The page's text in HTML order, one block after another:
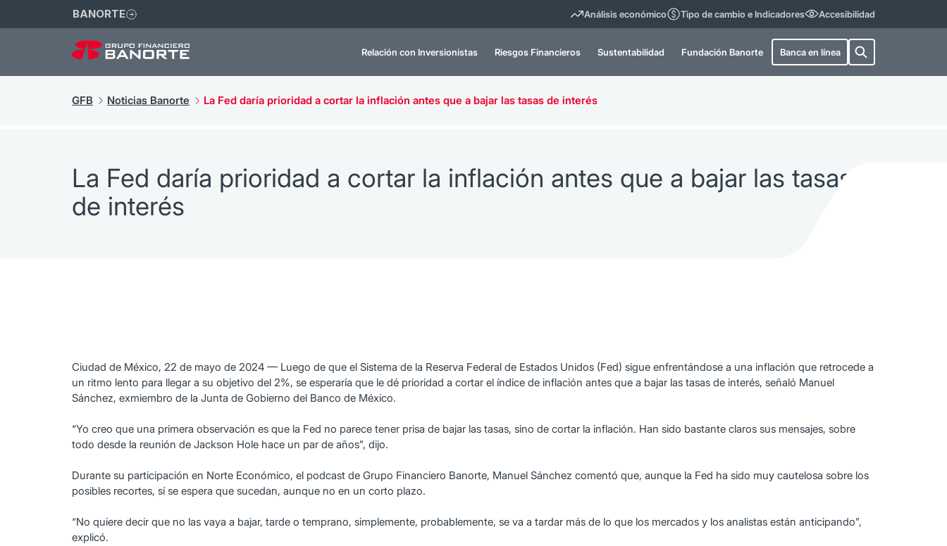
BANORTE Análisis económico Tipo de cambio e Indicadores Accesibilidad
Relación con Inversionistas Riesgos Financieros Sustentabilidad Fundación Banorte Banca en línea
GFB Noticias Banorte La Fed daría prioridad a cortar la inflación antes que a bajar las tasas de interés
La Fed daría prioridad a cortar la inflación antes que a bajar las tasas
de interés
Ciudad de México, 22 de mayo de 2024 — Luego de que el Sistema de la Reserva Federal de Estados Unidos (Fed) sigue enfrentándose a una inflación que retrocede a
un ritmo lento para llegar a su objetivo del 2%, se esperaría que le dé prioridad a cortar el índice de inflación antes que a bajar las tasas de interés, señaló Manuel
Sánchez, exmiembro de la Junta de Gobierno del Banco de México.
“Yo creo que una primera observación es que la Fed no parece tener prisa de bajar las tasas, sino de cortar la inflación. Han sido bastante claros sus mensajes, sobre
todo desde la reunión de Jackson Hole hace un par de años”, dijo.
Durante su participación en Norte Económico, el podcast de Grupo Financiero Banorte, Manuel Sánchez comentó que, aunque la Fed ha sido muy cautelosa sobre los
posibles recortes, sí se espera que sucedan, aunque no en un corto plazo.
“No quiere decir que no las vaya a bajar, tarde o temprano, simplemente, probablemente, se va a tardar más de lo que los mercados y los analistas están anticipando”,
explicó.